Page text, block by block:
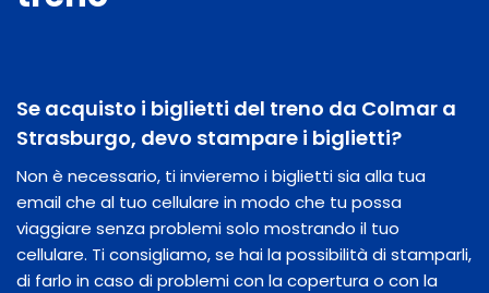
Se acquisto i biglietti del treno da Colmar a
Strasburgo, devo stampare i biglietti?
Non è necessario, ti invieremo i biglietti sia alla tua
email che al tuo cellulare in modo che tu possa
viaggiare senza problemi solo mostrando il tuo
cellulare. Ti consigliamo, se hai la possibilità di stamparli,
di farlo in caso di problemi con la copertura o con la